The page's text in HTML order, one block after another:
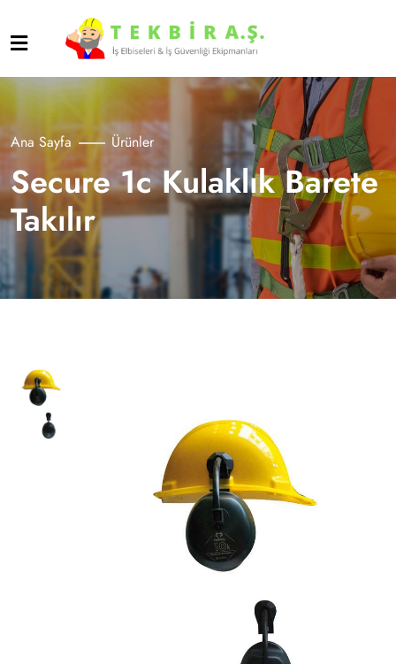
Ana Sayfa Ürünler
Secure 1c Kulaklık Barete
Takılır